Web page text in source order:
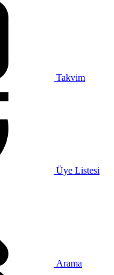
Takvim
Üye Listesi
Arama